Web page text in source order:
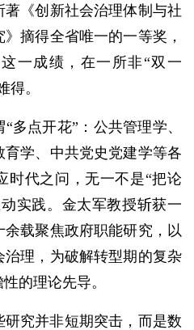
《创新社会治理体制与社
摘得全省唯一的一等奖，
一成绩，在一所非“双一
得。
多点开花”：公共管理学、
学、中共党史党建学等各
时代之问，无一不是“把论
实践。金太军教授斩获一
载聚焦政府职能研究，以
理，为破解转型期的复杂
的理论先导。
究并非短期突击，而是数